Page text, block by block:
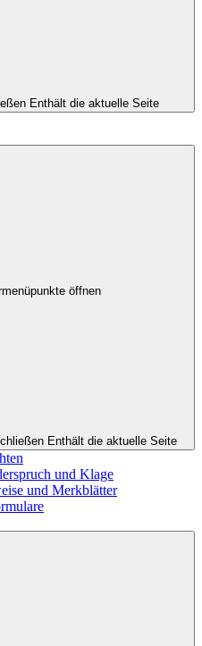
Enthält die aktuelle Seite
öffnen
Enthält die aktuelle Seite
und Klage
und Merkblätter